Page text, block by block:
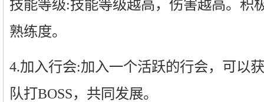
技能等级:技能等级越高，伤害越高。积
熟练度。
4.加入行会:加入一个活跃的行会，可以
队打BOSS，共同发展。